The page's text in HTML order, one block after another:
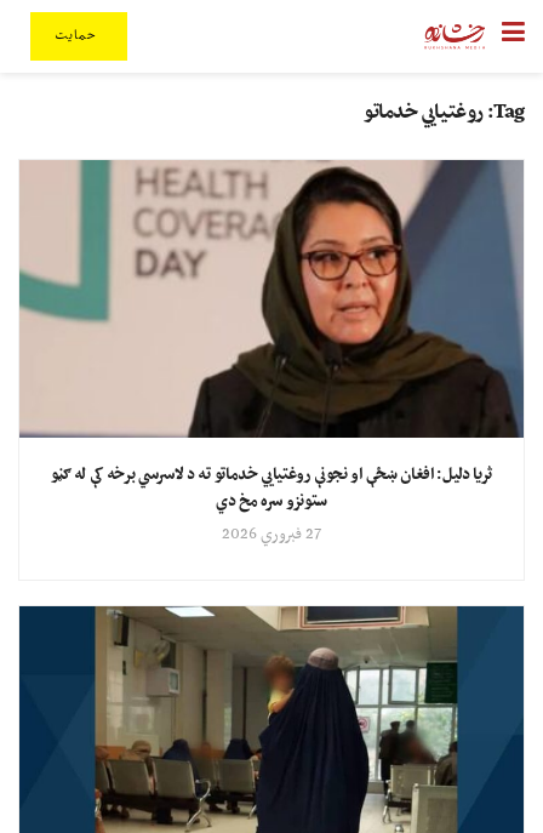
حمایت
Tag: روغتیايي خدماتو
ثریا دلیل: افغان ښځې او نجونې روغتیايي خدماتو ته د لاسرسي برخه کې له ګڼو
ستونزو سره مخ دي
27 فبروري 2026